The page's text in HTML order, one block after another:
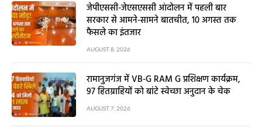
जेपीएससी-जेएसएससी आंदोलन में पहली बार
सरकार से आमने-सामने बातचीत, 10 अगस्त तक
फैसले का इंतजार
AUGUST 8, 2026
रामानुजगंज में VB-G RAM G प्रशिक्षण कार्यक्रम,
97 हितग्राहियों को बांटे स्वेच्छा अनुदान के चेक
AUGUST 7, 2026